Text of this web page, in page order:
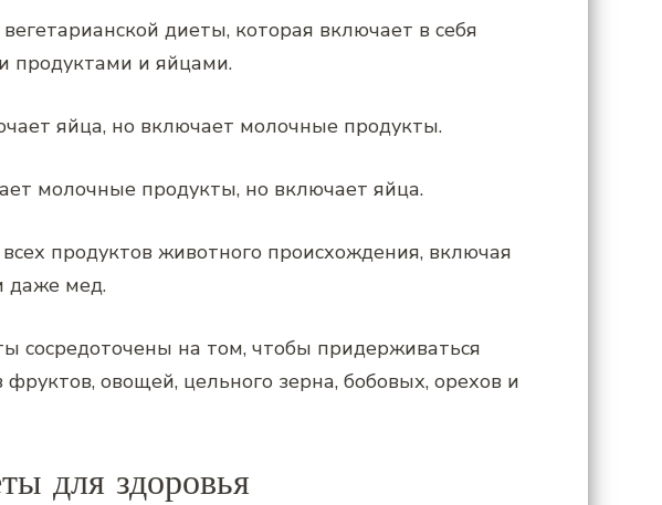
диеты, которая включает в себя
продуктами и яйцами.
яйца, но включает молочные продукты.
молочные продукты, но включает яйца.
продуктов животного происхождения, включая
даже мед.
сосредоточены на том, чтобы придерживаться
овощей, цельного зерна, бобовых, орехов и
для здоровья